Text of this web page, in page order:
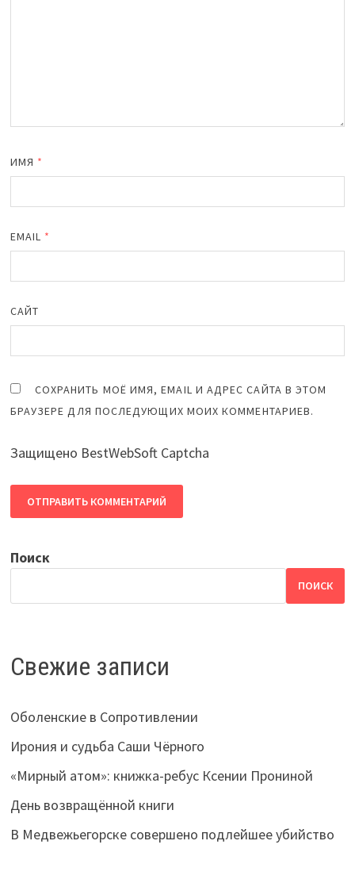
ИМЯ *
EMAIL *
САЙТ
СОХРАНИТЬ МОЁ ИМЯ, EMAIL И АДРЕС САЙТА В ЭТОМ
БРАУЗЕРЕ ДЛЯ ПОСЛЕДУЮЩИХ МОИХ КОММЕНТАРИЕВ.
Защищено BestWebSoft Captcha
Поиск
ПОИСК
Свежие записи
Оболенские в Сопротивлении
Ирония и судьба Саши Чёрного
«Мирный атом»: книжка-ребус Ксении Прониной
День возвращённой книги
В Медвежьегорске совершено подлейшее убийство